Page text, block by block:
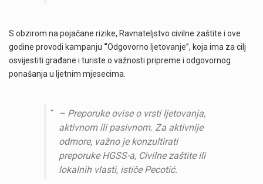
S obzirom na pojačane rizike, Ravnateljstvo civilne zaštite i ove
godine provodi kampanju “Odgovorno ljetovanje”, koja ima za cilj
osvijestiti građane i turiste o važnosti pripreme i odgovornog
ponašanja u ljetnim mjesecima.
– Preporuke ovise o vrsti ljetovanja,
aktivnom ili pasivnom. Za aktivnije
odmore, važno je konzultirati
preporuke HGSS-a, Civilne zaštite ili
lokalnih vlasti, ističe Pecotić.